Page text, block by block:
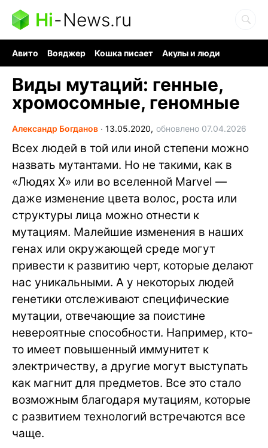
Hi-News.ru
Авито Вояджер Кошка писает
Акулы и люди
Виды мутаций: генные,
хромосомные, геномные
Александр Богданов ∙ 13.05.2020, обновлено 07.04.2026
Всех людей в той или иной степени можно
назвать мутантами. Но не такими, как в
«Людях X» или во вселенной Marvel —
даже изменение цвета волос, роста или
структуры лица можно отнести к
мутациям. Малейшие изменения в наших
генах или окружающей среде могут
привести к развитию черт, которые делают
нас уникальными. А у некоторых людей
генетики отслеживают специфические
мутации, отвечающие за поистине
невероятные способности. Например, кто-
то имеет повышенный иммунитет к
электричеству, а другие могут выступать
как магнит для предметов. Все это стало
возможным благодаря мутациям, которые
с развитием технологий встречаются все
чаще.